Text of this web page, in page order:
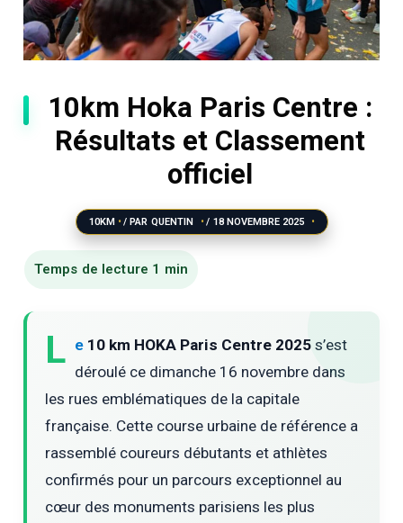
10km Hoka Paris Centre :
Résultats et Classement
officiel
10KM / PAR QUENTIN / 18 NOVEMBRE 2025
L e 10 km HOKA Paris Centre 2025 s’est
déroulé ce dimanche 16 novembre dans
les rues emblématiques de la capitale
française. Cette course urbaine de référence a
rassemblé coureurs débutants et athlètes
confirmés pour un parcours exceptionnel au
cœur des monuments parisiens les plus